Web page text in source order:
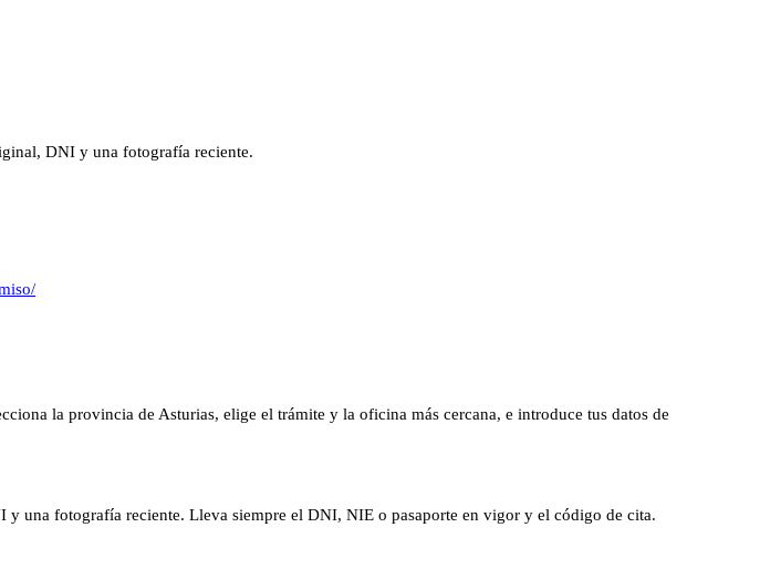
DNI y una fotografía reciente.
la provincia de Asturias, elige el trámite y la oficina más cercana, e introduce tus datos de
una fotografía reciente. Lleva siempre el DNI, NIE o pasaporte en vigor y el código de cita.